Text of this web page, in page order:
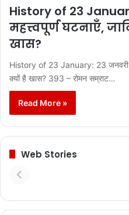
History of 23
महत्त्वपूर्ण घटनाएँ,
खास?
History of 23 January: 23 जनवरी
क्यों है खास? 393 – रोमन सम्राट…
Read More »
Web Stories